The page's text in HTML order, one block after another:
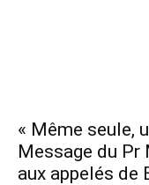
« Même seule,
Message du Pr
aux appelés de